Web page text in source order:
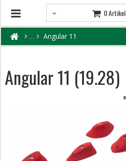
0 Artikel
Angular 11
Angular 11 (19.28)